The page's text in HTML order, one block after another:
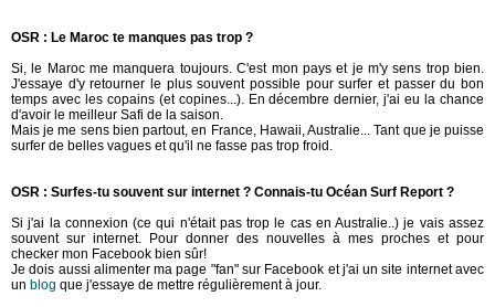
OSR : Le Maroc te manques pas trop ?
Si, le Maroc me manquera toujours. C'est mon pays et je m'y sens trop bien.
J'essaye d'y retourner le plus souvent possible pour surfer et passer du bon
temps avec les copains (et copines...). En décembre dernier, j'ai eu la chance
d'avoir le meilleur Safi de la saison.
Mais je me sens bien partout, en France, Hawaii, Australie... Tant que je puisse
surfer de belles vagues et qu'il ne fasse pas trop froid.
OSR : Surfes-tu souvent sur internet ? Connais-tu Océan Surf Report ?
Si j'ai la connexion (ce qui n'était pas trop le cas en Australie..) je vais assez
souvent sur internet. Pour donner des nouvelles à mes proches et pour
checker mon Facebook bien sûr!
Je dois aussi alimenter ma page "fan" sur Facebook et j'ai un site internet avec
un blog que j'essaye de mettre régulièrement à jour.